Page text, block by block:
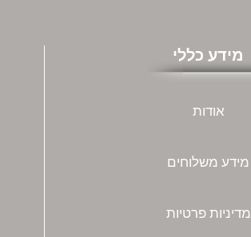
מידע כללי
אודות
מידע משלוחים
מדיניות פרטיות